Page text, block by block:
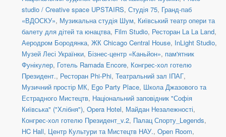
studio / Creative space UPSTAIRS, Студія 75, Гранд-паб
«ВДОСКУ», Музикальна студія Шум, Київський театр опери та
балету для дітей та юнацтва, Film Studio, Ресторан La La Land,
Аеродром Бородянка, ЖК Chicago Central House, InLight Studio,
Музей Лесі Українки, Бізнес-центр «Каньйон», пам'ятник
Фунікулер, Готель Ramada Encore, Конгрес-хол готелю
Президент., Ресторан Phi-Phi, Театральний зал ІПАГ,
Музичний простір МК, Ego Party Place, Школа Джазового та
Естрадного Мистецтв, Національний заповідник "Софія
Київська" ("Хлібня"), Opera Hotel, Майдан Незалежності,
Конгрес-хол готелю Президент_v.2, Палац Спорту_Legends,
HC Hall, Центр Культури та Мистецтв НАУ., Open Room,